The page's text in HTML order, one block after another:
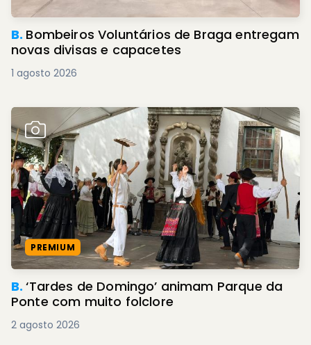
B. Bombeiros Voluntários de Braga entregam
novas divisas e capacetes
1 agosto 2026
PREMIUM
B.‘Tardes de Domingo’ animam Parque da
Ponte com muito folclore
2 agosto 2026